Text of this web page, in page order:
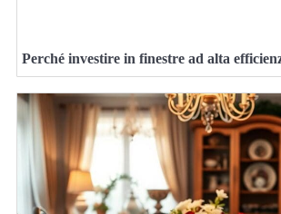
Perché investire in finestre ad alta